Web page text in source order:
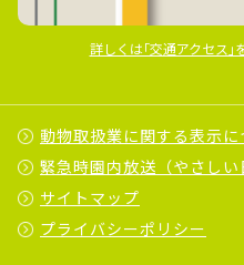
詳しくは｢交通アクセス｣
動物取扱業に関する表示に
緊急時園内放送（やさし
サイトマップ
プライバシーポリシー